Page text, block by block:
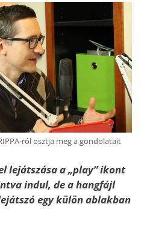
ról osztja meg a gondolatait
lejátszása a „play” ikont
indul, de a hangfájl
egy külön ablakban